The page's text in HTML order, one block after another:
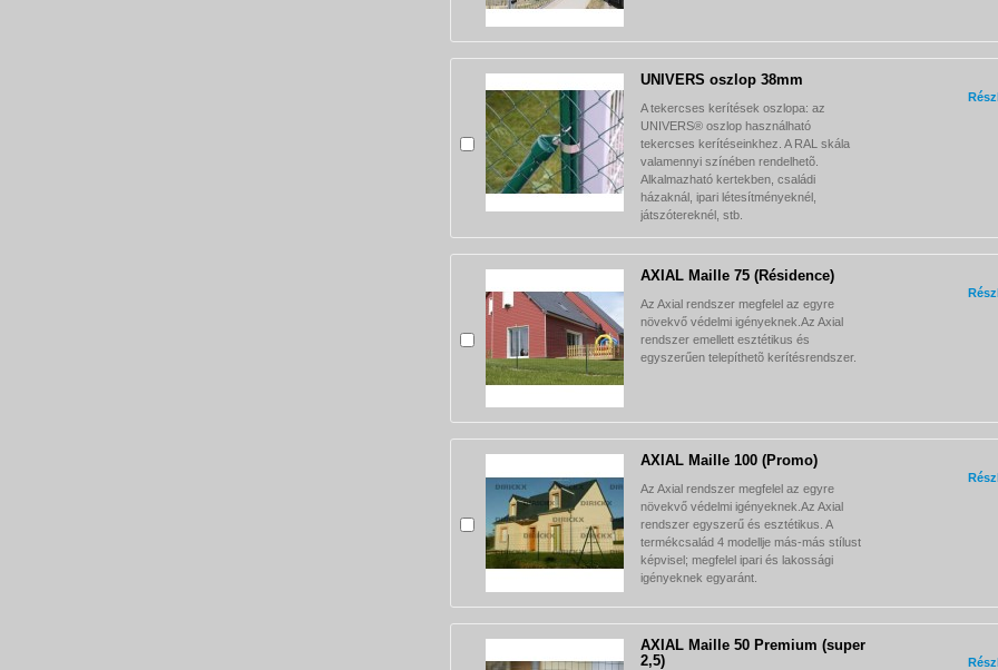
UNIVERS oszlop 38mm
A tekercses kerítések oszlopa: az
UNIVERS® oszlop használható
tekercses kerítéseinkhez. A RAL skála
valamennyi színében rendelhetõ.
Alkalmazható kertekben, családi
házaknál, ipari létesítményeknél,
játszótereknél, stb.
AXIAL Maille 75 (Résidence)
Az Axial rendszer megfelel az egyre
növekvő védelmi igényeknek.Az Axial
rendszer emellett esztétikus és
egyszerűen telepíthetõ kerítésrendszer.
AXIAL Maille 100 (Promo)
Az Axial rendszer megfelel az egyre
növekvő védelmi igényeknek.Az Axial
rendszer egyszerű és esztétikus. A
termékcsalád 4 modellje más-más stílust
képvisel; megfelel ipari és lakossági
igényeknek egyaránt.
AXIAL Maille 50 Premium (super
2,5)